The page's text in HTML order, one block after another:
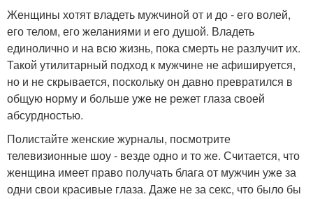
Женщины хотят владеть мужчиной от и до - его волей,
его телом, его желаниями и его душой. Владеть
единолично и на всю жизнь, пока смерть не разлучит их.
Такой утилитарный подход к мужчине не афишируется,
но и не скрывается, поскольку он давно превратился в
общую норму и больше уже не режет глаза своей
абсурдностью.
Полистайте женские журналы, посмотрите
телевизионные шоу - везде одно и то же. Считается, что
женщина имеет право получать блага от мужчин уже за
одни свои красивые глаза. Даже не за секс, что было бы